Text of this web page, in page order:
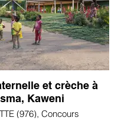
et crèche à
Kaweni
(976), Concours